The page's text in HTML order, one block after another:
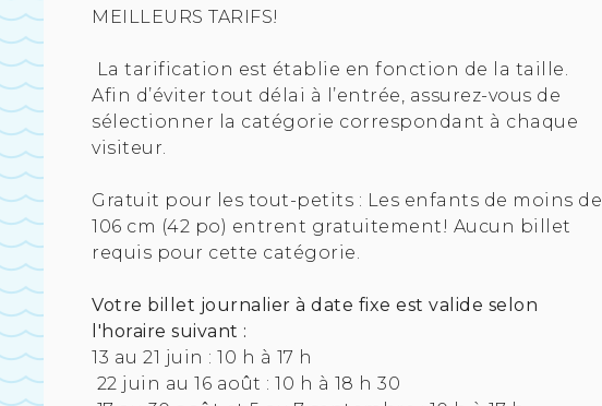
MEILLEURS TARIFS!
La tarification est établie en fonction de la taille.
Afin d’éviter tout délai à l’entrée, assurez-vous de
sélectionner la catégorie correspondant à chaque
visiteur.
Gratuit pour les tout-petits : Les enfants de moins de
106 cm (42 po) entrent gratuitement! Aucun billet
requis pour cette catégorie.
Votre billet journalier à date fixe est valide selon
l'horaire suivant :
13 au 21 juin : 10 h à 17 h
22 juin au 16 août : 10 h à 18 h 30